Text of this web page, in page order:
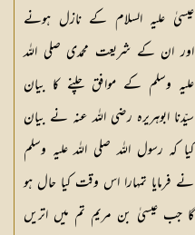
عیسیٰ علیہ السلام کے نازل ہونے
اور ان کے شریعت محمدی صلی اللہ
علیہ وسلم کے موافق چلنے کا بیان
سیّدنا ابوہریرہ رضی اللہ عنہ نے بیان
کیا کہ رسول اللہ صلی اللہ علیہ وسلم
نے فرمایا تمہارا اس وقت کیا حال ہو
گا جب عیسیٰ بن مریم تم میں اتریں